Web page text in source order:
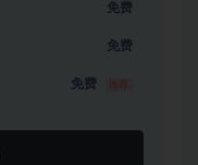
免费
免费
免费